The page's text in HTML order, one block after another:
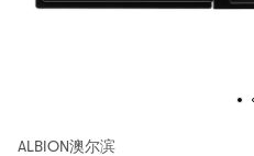
ALBION澳尔滨